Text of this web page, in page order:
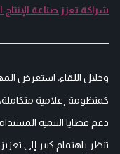
شراكة تعزز صناعة الإنتاج
وخلال اللقاء، استعرض
كمنظومة إعلامية
دعم قضايا التنمية
تنظر باهتمام كبير إلى